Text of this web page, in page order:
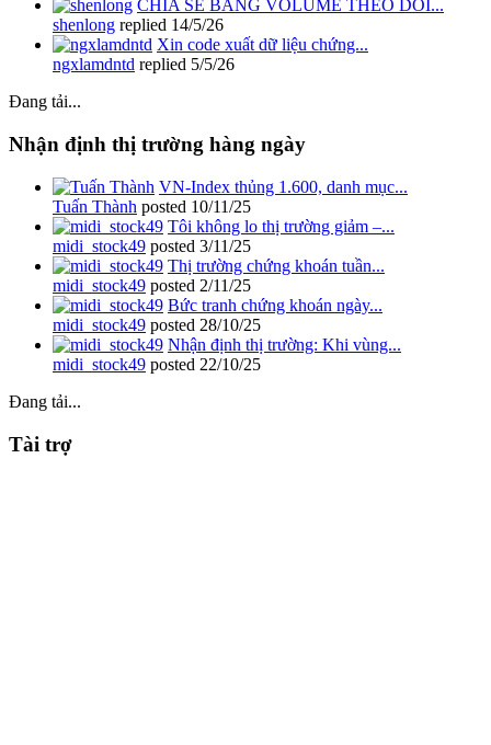
CHIA SẺ BẢNG VOLUME THEO DÕI...
shenlong replied 14/5/26
Xin code xuất dữ liệu chứng...
ngxlamdntd replied 5/5/26
Đang tải...
Nhận định thị trường hàng ngày
VN-Index thủng 1.600, danh mục...
Tuấn Thành posted 10/11/25
Tôi không lo thị trường giảm –...
midi_stock49 posted 3/11/25
Thị trường chứng khoán tuần...
midi_stock49 posted 2/11/25
Bức tranh chứng khoán ngày...
midi_stock49 posted 28/10/25
Nhận định thị trường: Khi vùng...
midi_stock49 posted 22/10/25
Đang tải...
Tài trợ